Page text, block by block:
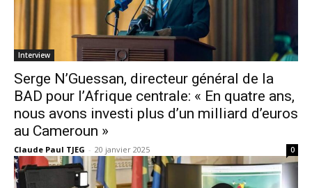
Interview
Serge N’Guessan, directeur général de la
BAD pour l’Afrique centrale: « En quatre ans,
nous avons investi plus d’un milliard d’euros
au Cameroun »
Claude Paul TJEG - 20 janvier 2025 0